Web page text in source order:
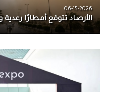
06-15-2026
الأرصاد تتوقع أمطارًا